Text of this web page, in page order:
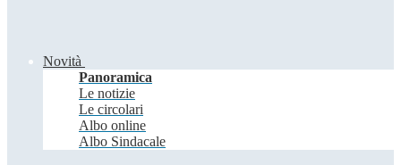
Novità
Panoramica
Le notizie
Le circolari
Albo online
Albo Sindacale